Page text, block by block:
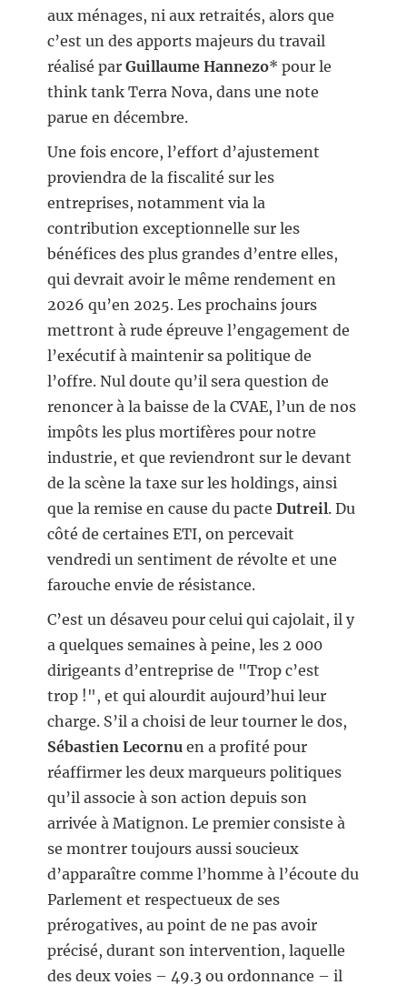
aux ménages, ni aux retraités, alors que
c’est un des apports majeurs du travail
réalisé par Guillaume Hannezo* pour le
think tank Terra Nova, dans une note
parue en décembre.
Une fois encore, l’effort d’ajustement
proviendra de la fiscalité sur les
entreprises, notamment via la
contribution exceptionnelle sur les
bénéfices des plus grandes d’entre elles,
qui devrait avoir le même rendement en
2026 qu’en 2025. Les prochains jours
mettront à rude épreuve l’engagement de
l’exécutif à maintenir sa politique de
l’offre. Nul doute qu’il sera question de
renoncer à la baisse de la CVAE, l’un de nos
impôts les plus mortifères pour notre
industrie, et que reviendront sur le devant
de la scène la taxe sur les holdings, ainsi
que la remise en cause du pacte Dutreil. Du
côté de certaines ETI, on percevait
vendredi un sentiment de révolte et une
farouche envie de résistance.
C’est un désaveu pour celui qui cajolait, il y
a quelques semaines à peine, les 2 000
dirigeants d’entreprise de "Trop c’est
trop !", et qui alourdit aujourd’hui leur
charge. S’il a choisi de leur tourner le dos,
Sébastien Lecornu en a profité pour
réaffirmer les deux marqueurs politiques
qu’il associe à son action depuis son
arrivée à Matignon. Le premier consiste à
se montrer toujours aussi soucieux
d’apparaître comme l’homme à l’écoute du
Parlement et respectueux de ses
prérogatives, au point de ne pas avoir
précisé, durant son intervention, laquelle
des deux voies – 49.3 ou ordonnance – il